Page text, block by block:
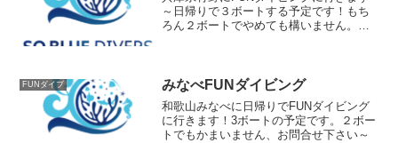
～日帰りで３ボートする予定です！もち
ろん２ボートでやめても構いません。お
FUNダイブ みなべFUNダイビング
和歌山みなべに日帰りでFUNダイビング
に行きます！3ボートの予定です。２ボー
トでもかまいません、お問合せ下さい～